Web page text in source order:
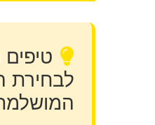
לבחירת
המושלמת